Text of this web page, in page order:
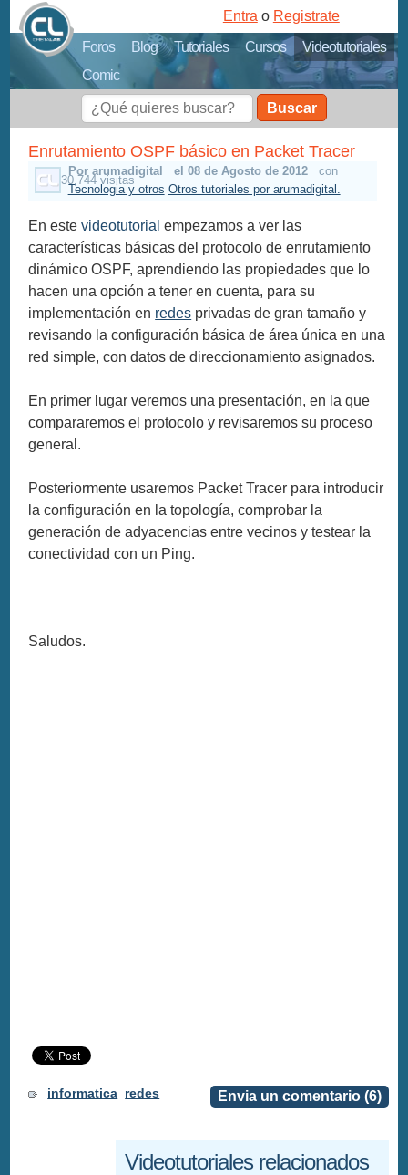
Foros Blog Tutoriales Cursos
Videotutoriales
Comic
Entra o Registrate
Buscar
Enrutamiento OSPF básico en Packet Tracer
Por arumadigital el 08 de Agosto de 2012 con
30,744 visitas
Tecnologia y otros Otros tutoriales por arumadigital.
En estevideotutorial empezamos a ver las
características básicas del protocolo de enrutamiento
dinámico OSPF, aprendiendo las propiedades que lo
hacen una opción a tener en cuenta, para su
implementación en redes privadas de gran tamaño y
revisando la configuración básica de área única en una
red simple, con datos de direccionamiento asignados.
En primer lugar veremos una presentación, en la que
compararemos el protocolo y revisaremos su proceso
general.
Posteriormente usaremos Packet Tracer para introducir
la configuración en la topología, comprobar la
generación de adyacencias entre vecinos y testear la
conectividad con un Ping.
Saludos.
Envia un comentario (6)
informatica redes
Videotutoriales relacionados